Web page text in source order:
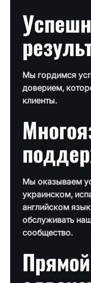
Мы гордимся
доверием,
клиенты.
Мы оказываем
украинском,
английском
обслуживать
сообщество.